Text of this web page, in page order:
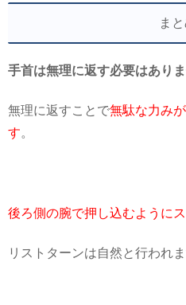
ま
手首は無理に返す必要はありま
無理に返すことで無駄な力み
す。
後ろ側の腕で押し込むように
リストターンは自然と行われま